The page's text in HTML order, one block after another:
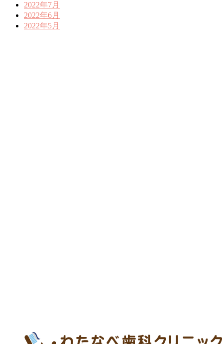
2022年7月
2022年6月
2022年5月